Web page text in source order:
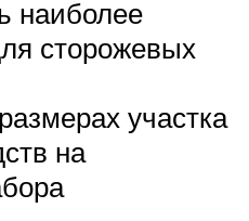
наиболее
сторожевых
участка
на